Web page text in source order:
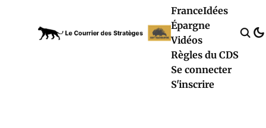
FranceIdées
Épargne
Vidéos
Règles du CDS
Se connecter
S'inscrire